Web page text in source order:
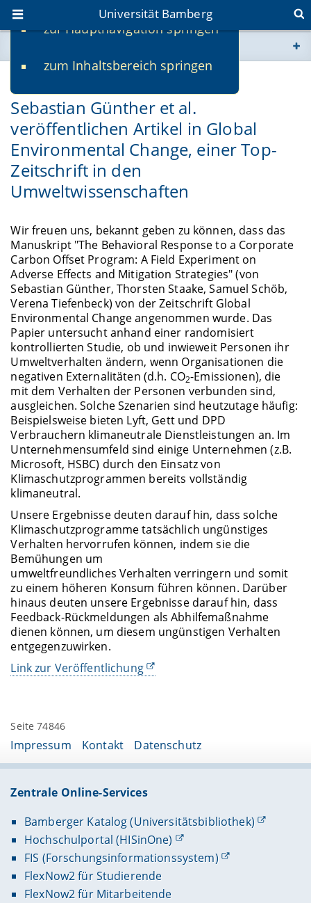
zur Hauptnavigation springen
zum Inhaltsbereich springen
Universität Bamberg
www.uni-bamberg.de
univis.uni-bamberg.de
fis.uni-bamberg.de
Sebastian Günther et al.
veröffentlichen Artikel in Global
Environmental Change, einer Top-
Zeitschrift in den
Umweltwissenschaften
Wir freuen uns, bekannt geben zu können, dass das
Manuskript "The Behavioral Response to a Corporate
Carbon Offset Program: A Field Experiment on
Adverse Effects and Mitigation Strategies" (von
Sebastian Günther, Thorsten Staake, Samuel Schöb,
Verena Tiefenbeck) von der Zeitschrift Global
Environmental Change angenommen wurde. Das
Papier untersucht anhand einer randomisiert
kontrollierten Studie, ob und inwieweit Personen ihr
Umweltverhalten ändern, wenn Organisationen die
negativen Externalitäten (d.h. CO2-Emissionen), die
mit dem Verhalten der Personen verbunden sind,
ausgleichen. Solche Szenarien sind heutzutage häufig:
Beispielsweise bieten Lyft, Gett und DPD
Verbrauchern klimaneutrale Dienstleistungen an. Im
Unternehmensumfeld sind einige Unternehmen (z.B.
Microsoft, HSBC) durch den Einsatz von
Klimaschutzprogrammen bereits vollständig
klimaneutral.
Unsere Ergebnisse deuten darauf hin, dass solche
Klimaschutzprogramme tatsächlich ungünstiges
Verhalten hervorrufen können, indem sie die
Bemühungen um
umweltfreundliches Verhalten verringern und somit
zu einem höheren Konsum führen können. Darüber
hinaus deuten unsere Ergebnisse darauf hin, dass
Feedback-Rückmeldungen als Abhilfemaßnahme
dienen können, um diesem ungünstigen Verhalten
entgegenzuwirken.
Link zur Veröffentlichung
Seite 74846
Impressum Kontakt Datenschutz
Zentrale Online-Services
Bamberger Katalog (Universitätsbibliothek)
Hochschulportal (HISinOne)
FIS (Forschungsinformationssystem)
FlexNow2 für Studierende
FlexNow2 für Mitarbeitende